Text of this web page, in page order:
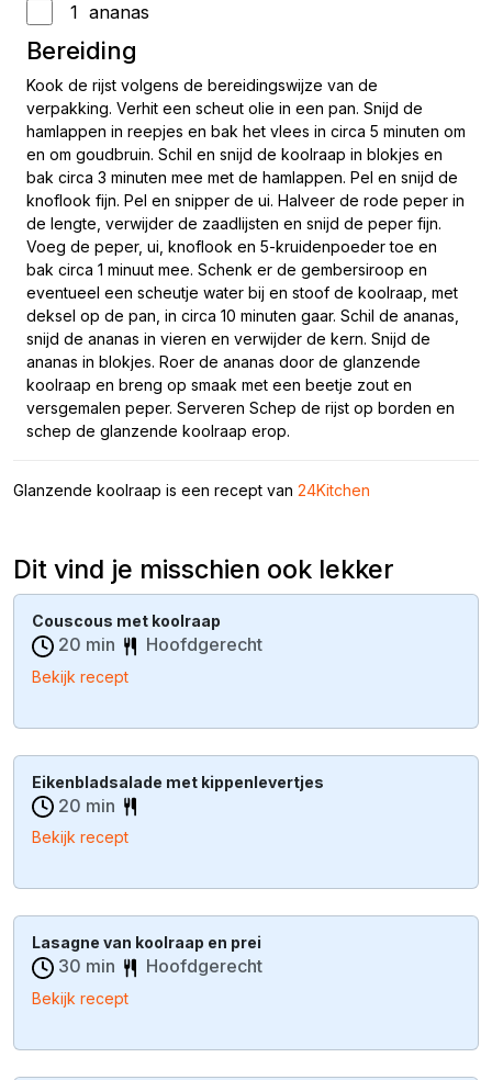
1 ananas
Bereiding
Kook de rijst volgens de bereidingswijze van de
verpakking. Verhit een scheut olie in een pan. Snijd de
hamlappen in reepjes en bak het vlees in circa 5 minuten om
en om goudbruin. Schil en snijd de koolraap in blokjes en
bak circa 3 minuten mee met de hamlappen. Pel en snijd de
knoflook fijn. Pel en snipper de ui. Halveer de rode peper in
de lengte, verwijder de zaadlijsten en snijd de peper fijn.
Voeg de peper, ui, knoflook en 5-kruidenpoeder toe en
bak circa 1 minuut mee. Schenk er de gembersiroop en
eventueel een scheutje water bij en stoof de koolraap, met
deksel op de pan, in circa 10 minuten gaar. Schil de ananas,
snijd de ananas in vieren en verwijder de kern. Snijd de
ananas in blokjes. Roer de ananas door de glanzende
koolraap en breng op smaak met een beetje zout en
versgemalen peper. Serveren Schep de rijst op borden en
schep de glanzende koolraap erop.
Glanzende koolraap is een recept van 24Kitchen
Dit vind je misschien ook lekker
Couscous met koolraap
20 min Hoofdgerecht
Bekijk recept
Eikenbladsalade met kippenlevertjes
20 min
Bekijk recept
Lasagne van koolraap en prei
30 min Hoofdgerecht
Bekijk recept